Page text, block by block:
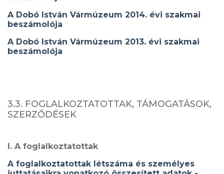
A Dobó István Vármúzeum 2014. évi szakmai
beszámolója
A Dobó István Vármúzeum 2013. évi szakmai
beszámolója
3.3. FOGLALKOZTATOTTAK, TÁMOGATÁSOK,
SZERZŐDÉSEK
I. A foglalkoztatottak
A foglalkoztatottak létszáma és személyes